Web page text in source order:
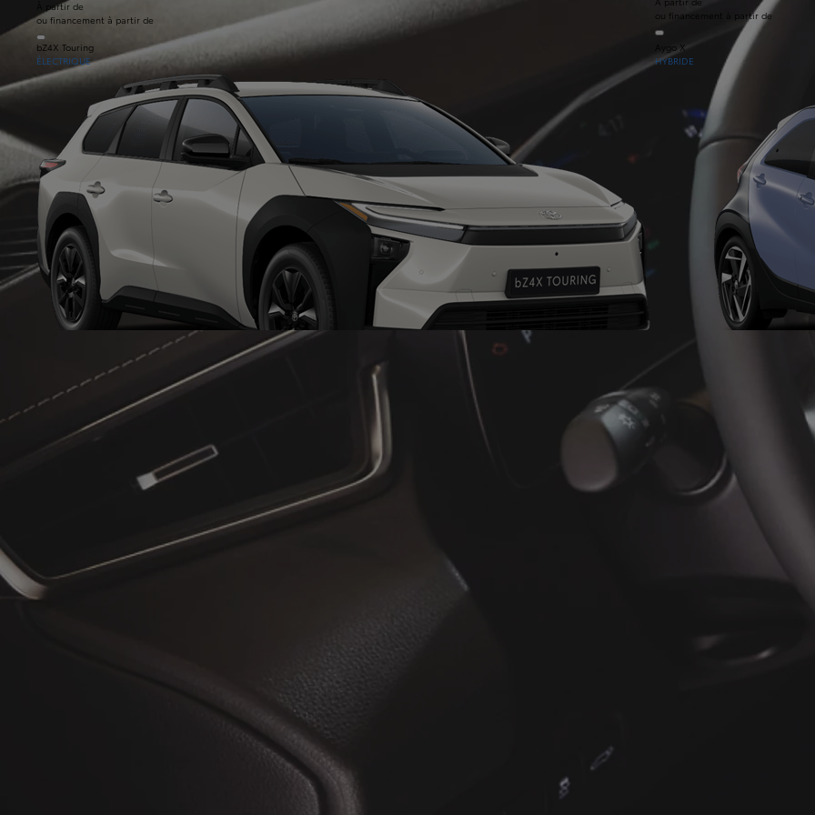
À partir de
ou financement à partir de
ou financement à partir de
bZ4X Touring
ÉLECTRIQUE
À partir de
ou financement à partir de
Aygo X
HYBRIDE